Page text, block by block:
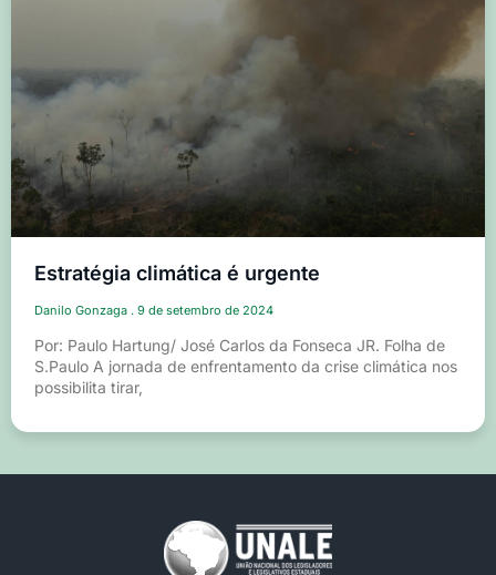
Estratégia climática é urgente
Danilo Gonzaga 9 de setembro de 2024
Por: Paulo Hartung/ José Carlos da Fonseca JR. Folha de
S.Paulo A jornada de enfrentamento da crise climática nos
possibilita tirar,